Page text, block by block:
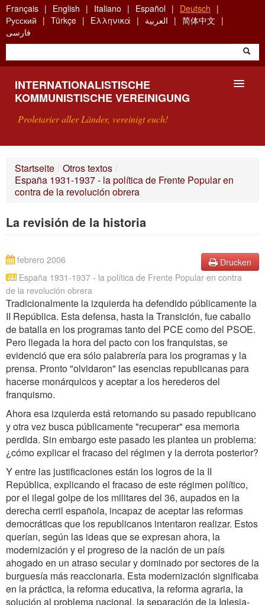
Skip
to
main
content
Français English Italiano Español
Deutsch
Русский
Türkçe Ελληνικά العربية
简体中文
فارسی
INTERNATIONALISTISCHE
KOMMUNISTISCHE VEREINIGUNG
Proletarier aller Länder, vereinigt euch!
WAS IST DIE IKV?
Startseite / Otros textos /
España 1931-1937 - la política de Frente Popular en
contra de la revolución obrera
La revisión de la historia
Drucken
España 1931-1937 - la política de Frente Popular en contra
de la revolución obrera
febrero 2006
Tradicionalmente la izquierda ha defendido públicamente la
II República. Esta defensa, hasta la Transición, fue caballo
de batalla en los programas tanto del PCE como del PSOE.
Pero llegada la hora del pacto con los franquistas, se
evidenció que era sólo palabrería para los programas y la
prensa. Pronto "olvidaron" las esencias republicanas para
hacerse monárquicos y aceptar a los herederos del
franquismo.
Ahora esa izquierda está retomando su pasado republicano
y otra vez busca públicamente "recuperar" esa memoria
perdida. Sin embargo este pasado les plantea un problema:
¿cómo explicar el fracaso del régimen y la derrota posterior?
Y entre las justificaciones están los logros de la II
República, explicando el fracaso de este régimen político,
por el ilegal golpe de los militares del 36, aupados en la
derecha cerril española, incapaz de aceptar las reformas
democráticas que los republicanos intentaron realizar. Estos
querían, según las ideas que se expresan ahora, la
modernización y el progreso de la nación de un país
ahogado en un atraso secular y dominado por sectores de la
burguesía más reaccionaria. Esta modernización significaba
en la práctica, la reforma educativa, la reforma agraria, la
solución al problema nacional, la separación de la Iglesia-